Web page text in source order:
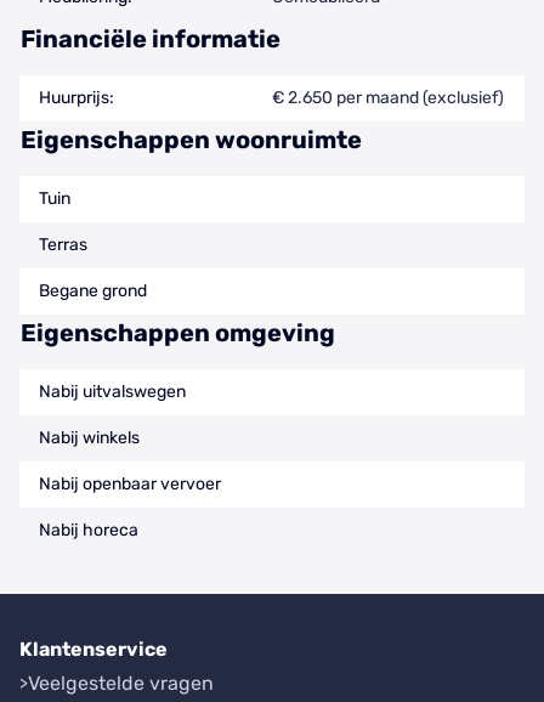
Financiële informatie
Huurprijs: € 2.650 per maand (exclusief)
Eigenschappen woonruimte
Tuin
Terras
Begane grond
Eigenschappen omgeving
Nabij uitvalswegen
Nabij winkels
Nabij openbaar vervoer
Nabij horeca
Klantenservice
Veelgestelde vragen